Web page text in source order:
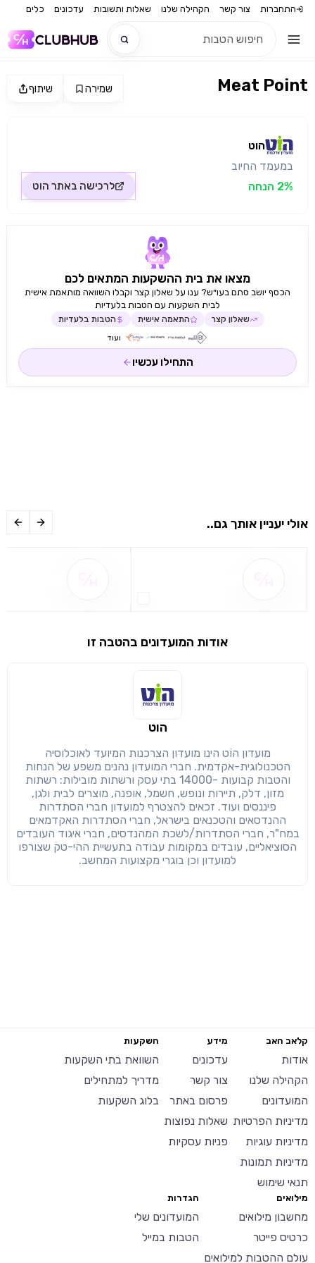
התחברות צור קשר הקהילה שלנו שאלות ותשובות עדכונים כלים
שיתוף
שימו לב!
מימוש הטבה זו ניתן רק לחברי
הבנתי, המשך לאתר
שיתוף שמירה Meat Point
הוט
במעמד החיוב
2% הנחה
לרכישה באתר הוט
מצאו את בית ההשקעות המתאים לכם
הכסף יושב סתם בעו״ש? ענו על שאלון קצר וקבלו השוואה מותאמת אישית
לבית השקעות עם הטבות בלעדיות
שאלון קצר התאמה אישית הטבות בלעדיות
ועוד
התחילו עכשיו
אולי יעניין אותך גם..
אודות המועדונים בהטבה זו
הוט
מועדון הוֹט הינו מועדון הצרכנות המיועד לאוכלוסיה
הטכנולוגית-אקדמית. חברי המועדון נהנים משפע של הנחות
והטבות קבועות -14000 בתי עסק ורשתות מובילות: רשתות
מזון, דלק, תיירות ונופש, חשמל, אופנה, מוצרים לבית ולגן,
פיננסים ועוד. זכאים להצטרף למועדון חברי הסתדרות
ההנדסאים והטכנאים בישראל, חברי הסתדרות האקדמאים
במח"ר, חברי הסתדרות/לשכת המהנדסים, חברי איגוד העובדים
הסוציאליים, עובדים במקומות עבודה בתעשיית ההי-טק שצורפו
למועדון וכן בוגרי מקצועות המחשב.
קלאב האב
אודות
הקהילה שלנו
המועדונים
מדיניות הפרטיות
מדיניות עוגיות
מדיניות תמונות
תנאי שימוש
מידע
עדכונים
צור קשר
פרסום באתר
שאלות נפוצות
פניות עסקיות
השקעות
השוואת בתי השקעות
מדריך למתחילים
בלוג השקעות
מילואים
מחשבון מילואים
כרטיס פייטר
עולם ההטבות למילואים
הגדרות
המועדונים שלי
הטבות במייל